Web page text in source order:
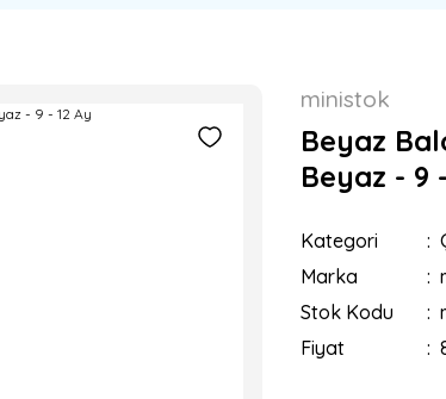
ministok
Beyaz
Beyaz - 9
Kategori
Marka
Stok Kodu
Fiyat